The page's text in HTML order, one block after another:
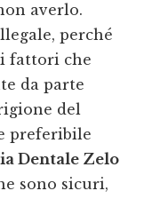
averlo.
perché
fattori che
da parte
del
preferibile
Dentale Zelo
sono sicuri,